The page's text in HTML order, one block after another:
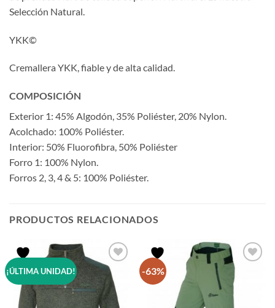
Selección Natural.
YKK©
Cremallera YKK, fiable y de alta calidad.
COMPOSICIÓN
Exterior 1: 45% Algodón, 35% Poliéster, 20% Nylon.
Acolchado: 100% Poliéster.
Interior: 50% Fluorofibra, 50% Poliéster
Forro 1: 100% Nylon.
Forros 2, 3, 4 & 5: 100% Poliéster.
PRODUCTOS RELACIONADOS
¡ÚLTIMA UNIDAD! -63%